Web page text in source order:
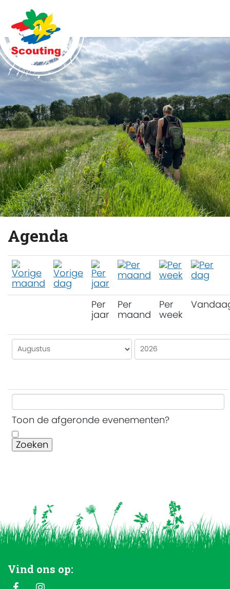
Agenda
Per
jaar
Per
maand
Per
week
Toon de afgeronde evenementen?
Vind ons op: